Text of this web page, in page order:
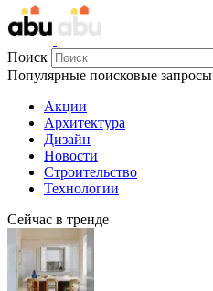
Поиск
Популярные поисковые запросы
Акции
Архитектура
Дизайн
Новости
Строительство
Технологии
Сейчас в тренде